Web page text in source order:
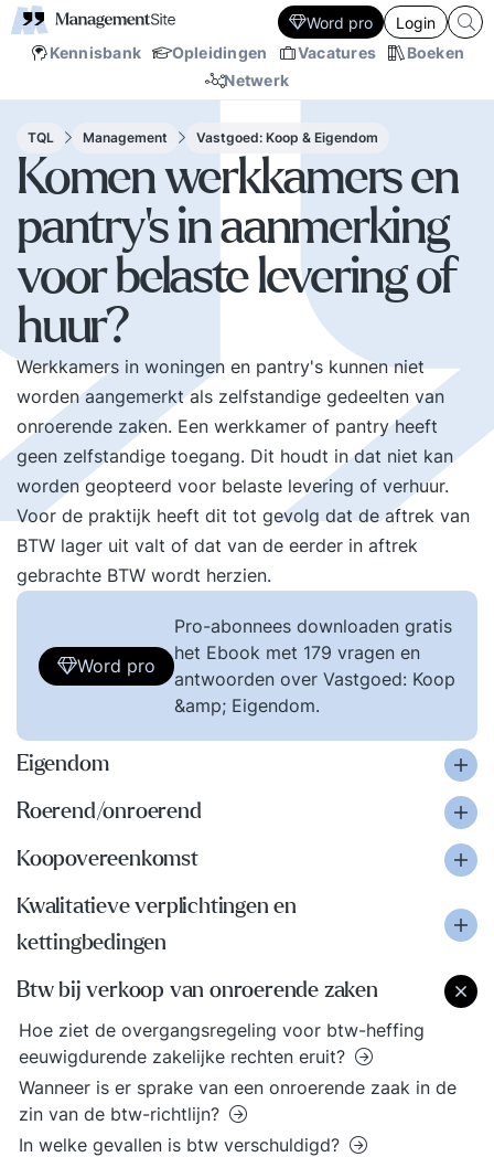
Kennisbank Opleidingen Vacatures
Boeken
Netwerk
Word pro Login
TQL Management Vastgoed: Koop & Eigendom
Komen werkkamers en
pantry's in aanmerking
voor belaste levering of
huur?
Werkkamers in woningen en pantry's kunnen niet
worden aangemerkt als zelfstandige gedeelten van
onroerende zaken. Een werkkamer of pantry heeft
geen zelfstandige toegang. Dit houdt in dat niet kan
worden geopteerd voor belaste levering of verhuur.
Voor de praktijk heeft dit tot gevolg dat de aftrek van
BTW lager uit valt of dat van de eerder in aftrek
gebrachte BTW wordt herzien.
Word pro
Pro-abonnees downloaden gratis
het Ebook met 179 vragen en
antwoorden over Vastgoed: Koop
&amp; Eigendom.
Eigendom
Roerend/onroerend
Koopovereenkomst
Kwalitatieve verplichtingen en
kettingbedingen
Btw bij verkoop van onroerende zaken
Hoe ziet de overgangsregeling voor btw-heffing
eeuwigdurende zakelijke rechten eruit?
Wanneer is er sprake van een onroerende zaak in de
zin van de btw-richtlijn?
In welke gevallen is btw verschuldigd?